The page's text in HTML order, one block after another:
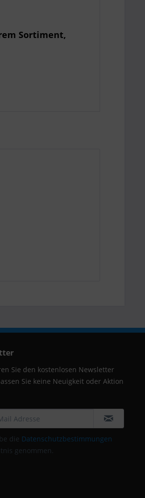
Sortiment,
Sie den kostenlosen Newsletter
Sie keine Neuigkeit oder Aktion
die Datenschutzbestimmungen
genommen.